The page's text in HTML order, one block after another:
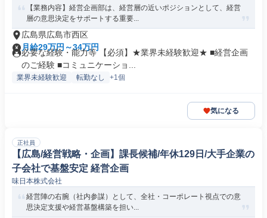
【業務内容】経営企画部は、経営層の近いポジションとして、経営
層の意思決定をサポートする重要...
広島県広島市西区
月給29万円～34万円
必要な経験・能力等 【必須】★業界未経験歓迎★ ■経営企画
のご経験 ■コミュニケーショ...
業界未経験歓迎 転勤なし +1個
気になる
正社員
【広島/経営戦略・企画】課長候補/年休129日/大手企業の
子会社で基盤安定 経営企画
味日本株式会社
経営陣の右腕（社内参謀）として、全社・コーポレート視点での意
思決定支援や経営基盤構築を担い...